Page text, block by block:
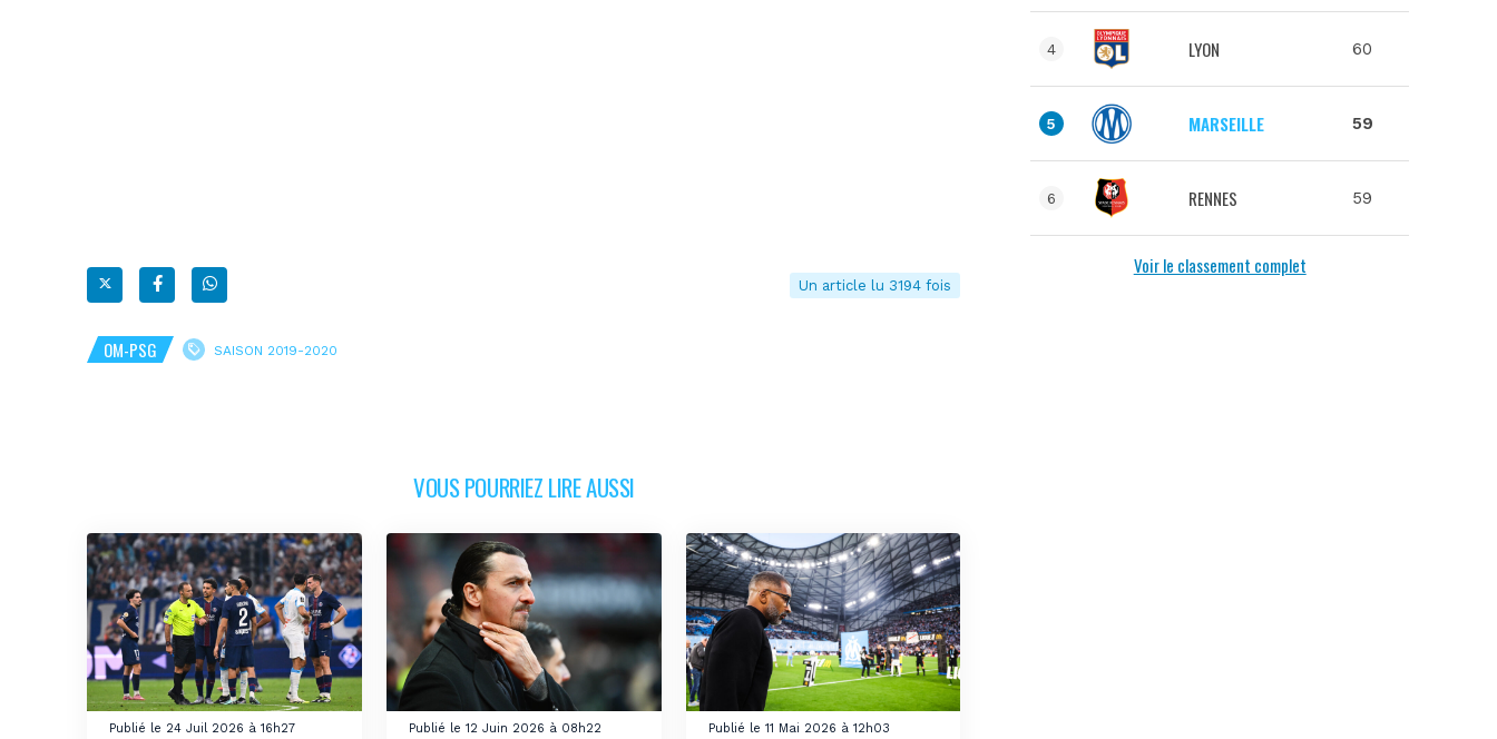
Un article lu 3194 fois
OM-PSG SAISON 2019-2020
VOUS POURRIEZ LIRE AUSSI
Publié le 24 Juil 2026 à 16h27 Publié le 12 Juin 2026 à 08h22 Publié le 11 Mai 2026 à 12h03
4 LYON 60
5 MARSEILLE 59
6 RENNES 59
Voir le classement complet